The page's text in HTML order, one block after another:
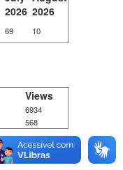
2026 2026
69 10
Views
6934
568